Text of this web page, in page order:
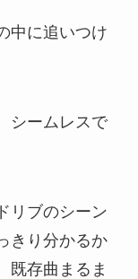
中に追いつけ
シームレスで
リブのシーン
きり分かるか
既存曲まるま